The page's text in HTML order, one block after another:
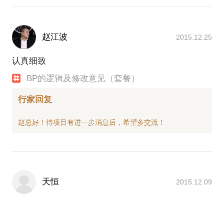
赵江波 2015.12.25
认真细致
BP的逻辑及修改意见（套餐）
行家回复
天恒 2015.12.09